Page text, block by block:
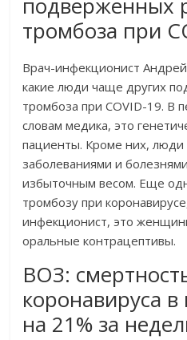
подверженных
тромбоза при
Врач-инфекционист
какие люди чаще других
тромбоза при COVID-19. В
словам медика, это
пациенты. Кроме них, люди
заболеваниями и
избыточным весом. Еще
тромбозу при
инфекционист, это
оральные контрацептивы.
ВОЗ:
коронавируса
на 21% за